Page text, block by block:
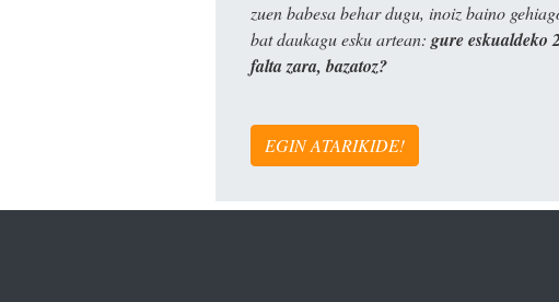
zuen babesa behar dugu, inoiz baino
bat daukagu esku artean: gure eskualdeko
falta zara, bazatoz?
EGIN ATARIKIDE!